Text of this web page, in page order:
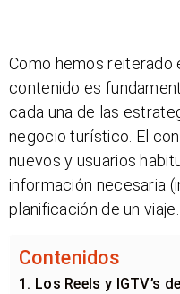
Como hemos reiterado
contenido es
cada una de las
negocio turístico. El
nuevos y usuarios
información necesaria
planificación de un viaje.
Contenidos
1. Los Reels y IGTV’s